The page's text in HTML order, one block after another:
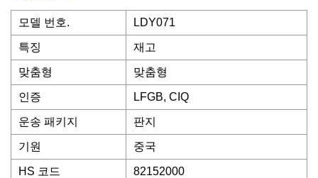
모델 번호. LDY071
특징 재고
맞춤형 맞춤형
인증 LFGB, CIQ
운송 패키지 판지
기원 중국
HS 코드 82152000